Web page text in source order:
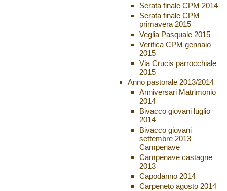
Serata finale CPM 2014
Serata finale CPM
primavera 2015
Veglia Pasquale 2015
Verifica CPM gennaio
2015
Via Crucis parrocchiale
2015
Anno pastorale 2013/2014
Anniversari Matrimonio
2014
Bivacco giovani luglio
2014
Bivacco giovani
settembre 2013
Campenave
Campenave castagne
2013
Capodanno 2014
Carpeneto agosto 2014